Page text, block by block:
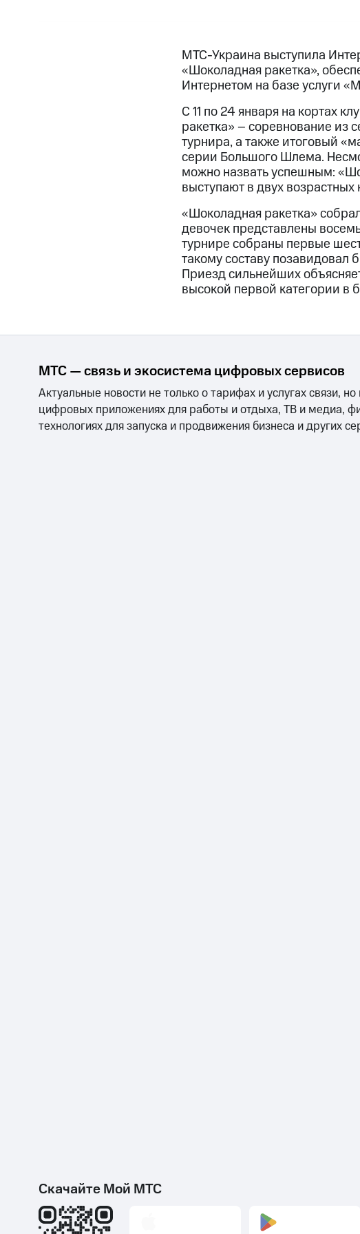
МТС-Украина выступила
«Шоколадная ракетка»,
Интернетом на базе услуги
С 11 по 24 января на кортах
ракетка» – соревнование из
турнира, а также итоговый
серии Большого Шлема.
можно назвать успешным:
выступают в двух возрастных
«Шоколадная ракетка»
девочек представлены
турнире собраны первые
такому составу
Приезд сильнейших
высокой первой категории
МТС — связь и экосистема цифровых сервисов
Актуальные новости не только о тарифах и услугах связи,
цифровых приложениях для работы и отдыха, ТВ и медиа,
технологиях для запуска и продвижения бизнеса и других
Скачайте Мой МТС